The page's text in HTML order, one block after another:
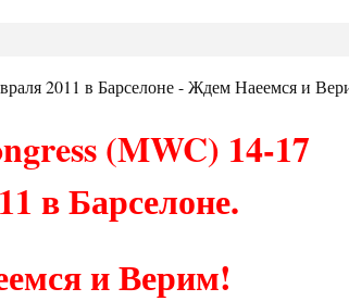
(MWC) 14-17
в Барселоне.
и Верим!